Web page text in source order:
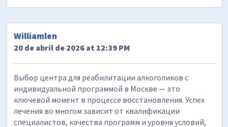
Williamlen
20 de abril de 2026 at 12:39 PM
Выбор центра для реабилитации алкоголиков с
индивидуальной программой в Москве — это
ключевой момент в процессе восстановления. Успех
лечения во многом зависит от квалификации
специалистов, качества программ и уровня условий,